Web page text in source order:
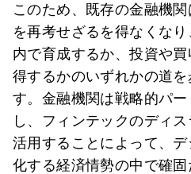
このため、既存の金融機
を再考せざるを得なくな
内で育成するか、投資や
得するかのいずれかの道
す。金融機関は戦略的パ
し、フィンテックのディ
活用することによって、
化する経済情勢の中で確